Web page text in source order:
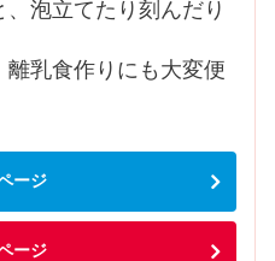
泡立てたり刻んだり
乳食作りにも大変便
ージ
ージ